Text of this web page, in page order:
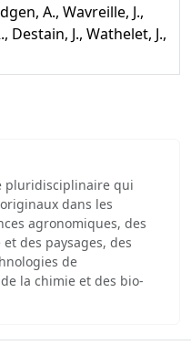
A., Wavreille, J.,
Destain, J., Wathelet, J.,
pluridisciplinaire qui
dans les
agronomiques, des
des paysages, des
de
la chimie et des bio-